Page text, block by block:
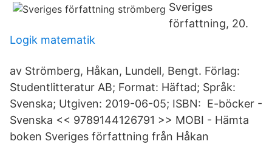
Sveriges
författning, 20.
Logik matematik
av Strömberg, Håkan, Lundell, Bengt. Förlag:
Studentlitteratur AB; Format: Häftad; Språk:
Svenska; Utgiven: 2019-06-05; ISBN: E-böcker -
Svenska << 9789144126791 >> MOBI - Hämta
boken Sveriges författning från Håkan